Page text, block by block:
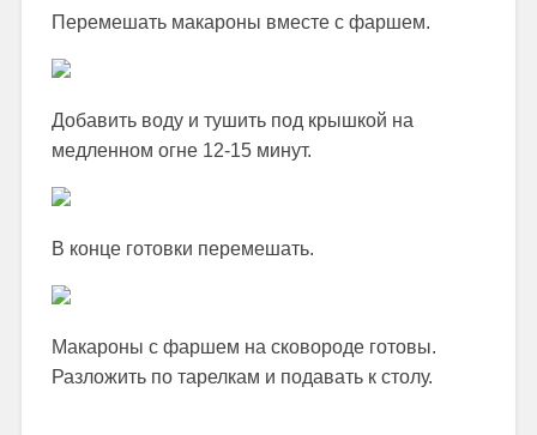
Перемешать макароны вместе с фаршем.
Добавить воду и тушить под крышкой на
медленном огне 12-15 минут.
В конце готовки перемешать.
Макароны с фаршем на сковороде готовы.
Разложить по тарелкам и подавать к столу.